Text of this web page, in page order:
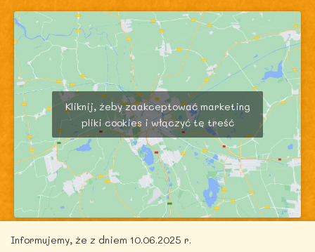
Kliknij, żeby zaakceptować marketing
pliki cookies i włączyć tę treść
Informujemy, że z dniem 10.06.2025 r.